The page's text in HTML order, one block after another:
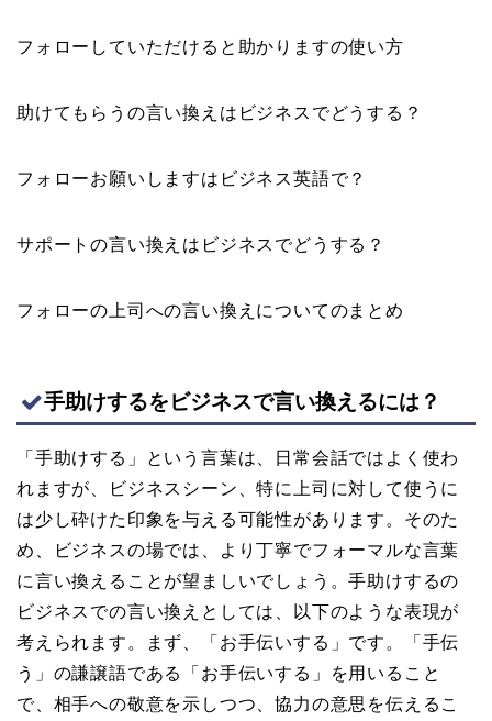
フォローしていただけると助かりますの使い方
助けてもらうの言い換えはビジネスでどうする？
フォローお願いしますはビジネス英語で？
サポートの言い換えはビジネスでどうする？
フォローの上司への言い換えについてのまとめ
手助けするをビジネスで言い換えるには？
「手助けする」という言葉は、日常会話ではよく使わ
れますが、ビジネスシーン、特に上司に対して使うに
は少し砕けた印象を与える可能性があります。そのた
め、ビジネスの場では、より丁寧でフォーマルな言葉
に言い換えることが望ましいでしょう。手助けするの
ビジネスでの言い換えとしては、以下のような表現が
考えられます。まず、「お手伝いする」です。「手伝
う」の謙譲語である「お手伝いする」を用いること
で、相手への敬意を示しつつ、協力の意思を伝えるこ